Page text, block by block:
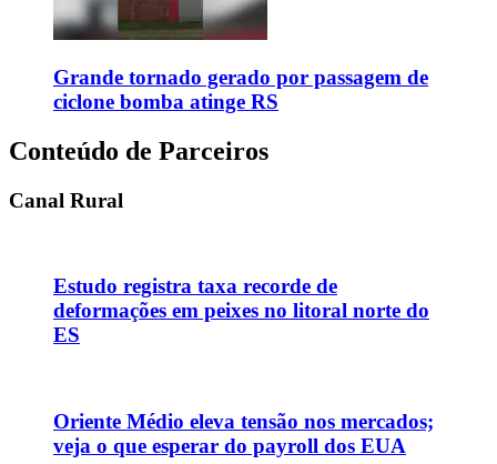
Grande tornado gerado por passagem de
ciclone bomba atinge RS
Conteúdo de Parceiros
Canal Rural
Estudo registra taxa recorde de
deformações em peixes no litoral norte do
ES
Oriente Médio eleva tensão nos mercados;
veja o que esperar do payroll dos EUA